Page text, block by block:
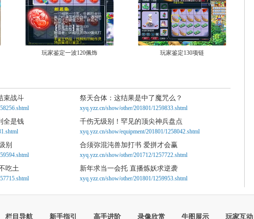
玩家鉴定一波120佩饰 玩家鉴定130项链
束战斗 祭天合体：这结果是中了魔咒么？
xyq.yzz.cn/show/other/201801/1259833.shtml
全是钱 千伤无级别！罕见的顶尖神兵盘点
xyq.yzz.cn/show/equipment/201801/1258042.shtml
别 合须弥混沌兽加打书 爱拼才会赢
xyq.yzz.cn/show/other/201712/1257722.shtml
吃土 新年求当一会托 直播炼妖求逆袭
xyq.yzz.cn/show/other/201801/1259953.shtml
栏目导航 新手指引 高手进阶 录像欣赏 牛图展示 玩家互动